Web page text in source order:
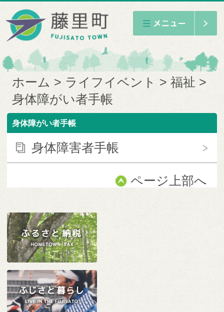
ホーム ライフイベント
福祉
身体障がい者手帳
身体障がい者手帳
身体障害者手帳
ページ上部へ